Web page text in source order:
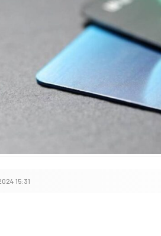
15:31